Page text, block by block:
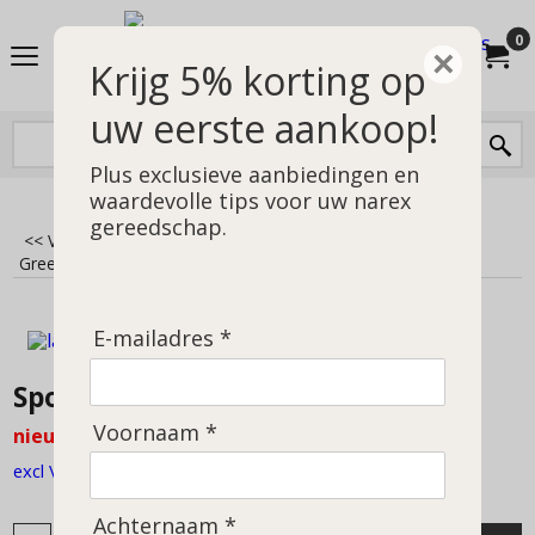
0
<< Vorige| Home>Snijden, hakken en schaven
Green woodworking
Spooncarving set
nieuw
excl Verzendkosten
×
Krijg 5% korting op
uw eerste aankoop!
Plus exclusieve aanbiedingen en
waardevolle tips voor uw narex
gereedschap.
E-mailadres *
Voornaam *
Achternaam *